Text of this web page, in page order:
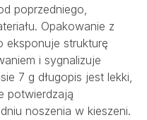
poprzedniego,
Opakowanie z
eksponuje strukturę
i sygnalizuje
7 g długopis jest lekki,
potwierdzają
noszenia w kieszeni.